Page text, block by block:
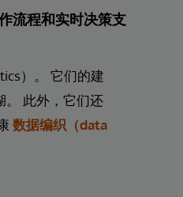
流程和实时决策支
）。 它们的建
。 此外，它们还
数据编织（data